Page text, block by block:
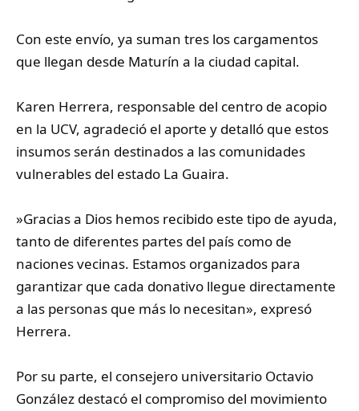
‎Con este envío, ya suman tres los cargamentos
que llegan desde Maturín a la ciudad capital.
‎Karen Herrera, responsable del centro de acopio
en la UCV, agradeció el aporte y detalló que estos
insumos serán destinados a las comunidades
vulnerables del estado La Guaira.
‎»Gracias a Dios hemos recibido este tipo de ayuda,
tanto de diferentes partes del país como de
naciones vecinas. Estamos organizados para
garantizar que cada donativo llegue directamente
a las personas que más lo necesitan», expresó
Herrera.
‎Por su parte, el consejero universitario Octavio
González destacó el compromiso del movimiento